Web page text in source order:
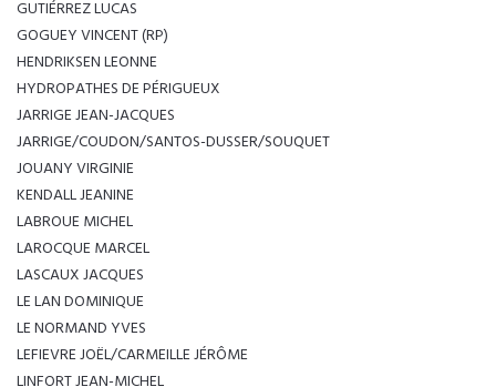
GUTIÉRREZ LUCAS
GOGUEY VINCENT (RP)
HENDRIKSEN LEONNE
HYDROPATHES DE PÉRIGUEUX
JARRIGE JEAN-JACQUES
JARRIGE/COUDON/SANTOS-DUSSER/SOUQUET
JOUANY VIRGINIE
KENDALL JEANINE
LABROUE MICHEL
LAROCQUE MARCEL
LASCAUX JACQUES
LE LAN DOMINIQUE
LE NORMAND YVES
LEFIEVRE JOËL/CARMEILLE JÉRÔME